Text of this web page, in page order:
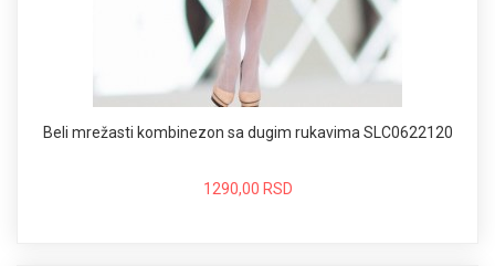
Beli mrežasti kombinezon sa dugim rukavima SLC0622120
1290,00 RSD